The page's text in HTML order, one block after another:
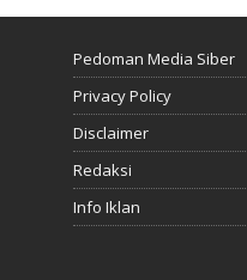
Pedoman Media Siber
Privacy Policy
Disclaimer
Redaksi
Info Iklan